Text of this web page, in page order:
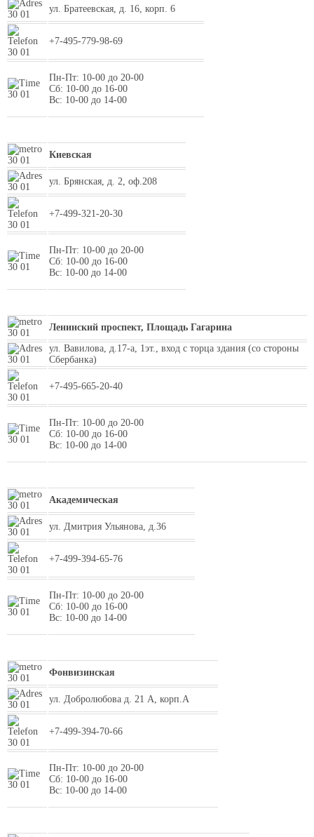
ул. Братеевская, д. 16, корп. 6
+7-495-779-98-69
Пн-Пт: 10-00 до 20-00
Сб: 10-00 до 16-00
Вс: 10-00 до 14-00
Киевская
ул. Брянская, д. 2, оф.208
+7-499-321-20-30
Пн-Пт: 10-00 до 20-00
Сб: 10-00 до 16-00
Вс: 10-00 до 14-00
Ленинский проспект, Площадь Гагарина
ул. Вавилова, д.17-а, 1эт., вход с торца здания (со стороны
Сбербанка)
+7-495-665-20-40
Пн-Пт: 10-00 до 20-00
Сб: 10-00 до 16-00
Вс: 10-00 до 14-00
Академическая
ул. Дмитрия Ульянова, д.36
+7-499-394-65-76
Пн-Пт: 10-00 до 20-00
Сб: 10-00 до 16-00
Вс: 10-00 до 14-00
Фонвизинская
ул. Добролюбова д. 21 А, корп.А
+7-499-394-70-66
Пн-Пт: 10-00 до 20-00
Сб: 10-00 до 16-00
Вс: 10-00 до 14-00